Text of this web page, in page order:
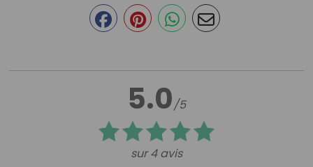
5.0/5
sur 4 avis